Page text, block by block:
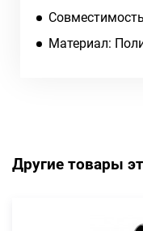
Материал:
Другие товары